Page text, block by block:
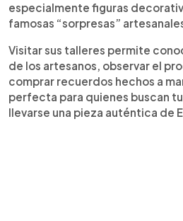
especialmente figuras
famosas “sorpresas”
Visitar sus talleres permite
de los artesanos, observar el
comprar recuerdos hechos a
perfecta para quienes buscan
llevarse una pieza auténtica de